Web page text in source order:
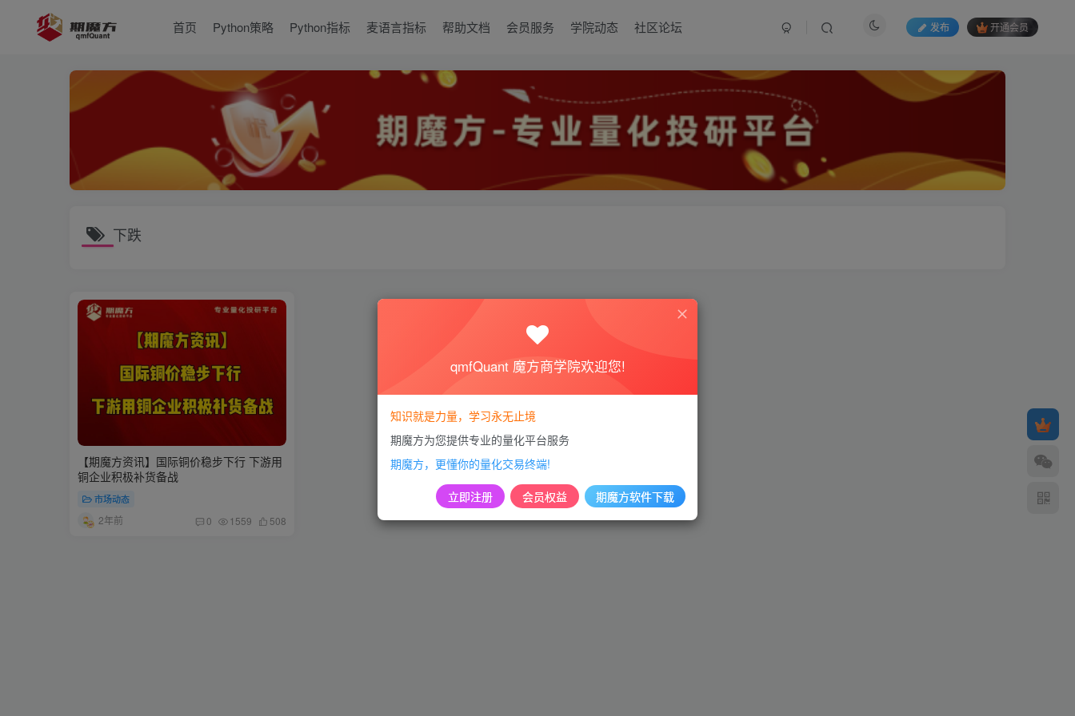
首页 Python策略 Python指标 麦语言指标 帮助文档 会员服务 学院动态 社区论坛 发布 开通会员
下跌
【期魔方资讯】国际铜价稳步下行 下游用
铜企业积极补货备战
市场动态
2年前 0 1559 508
qmfQuant 魔方商学院欢迎您!
知识就是力量，学习永无止境
期魔方为您提供专业的量化平台服务
期魔方，更懂你的量化交易终端!
立即注册 会员权益 期魔方软件下载